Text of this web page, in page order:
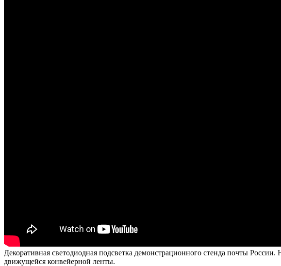
Декоративная светодиодная подсветка демонстрационного стенда почты
движущейся конвейерной ленты.